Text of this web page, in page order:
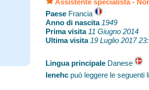
Assistente specialista -
Paese ‎Francia
Anno di nascita‎ 1949
Prima visita‎ 11 Giugno 2014
Ultima visita‎ 19 Luglio 2017
Lingua principale ‎Danese
lenehc può leggere le seguenti